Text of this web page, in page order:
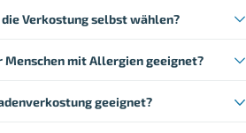
Verkostung selbst wählen?
Menschen mit Allergien geeignet?
geeignet?